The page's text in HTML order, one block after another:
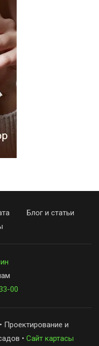
Блог и статьи
00
Проектирование и
• Сайт картасы